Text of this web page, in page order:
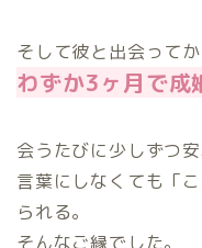
そして彼と出会ってか
わずか3ヶ月で成
会うたびに少しずつ
言葉にしなくても「
られる。
そんなご縁でした。